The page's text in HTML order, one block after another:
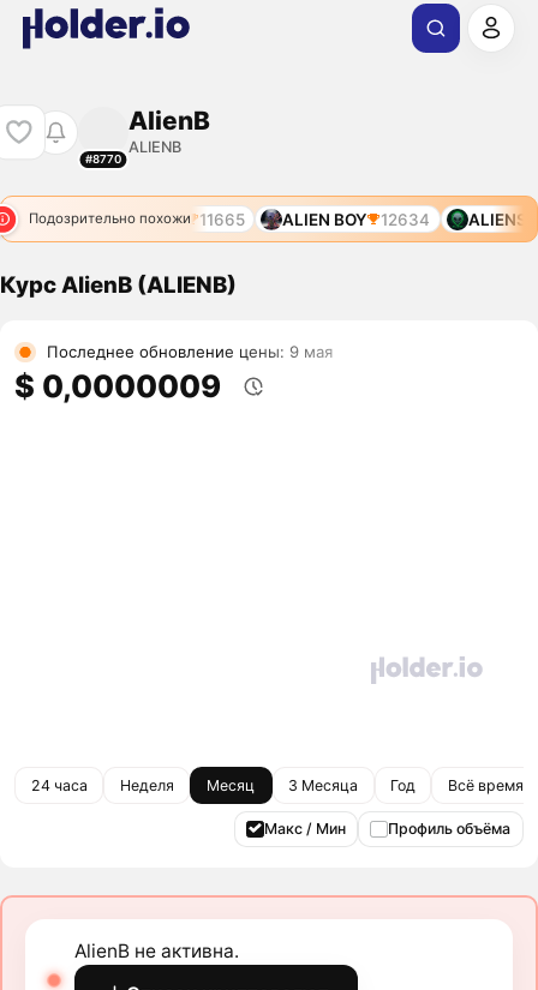
#8770
AlienB
ALIENB
Подозрительно похожи
10800 ALIENS 11665 ALIEN BOY 12634 ALIENS
Курс AlienB (ALIENB)
Последнее обновление цены: 9 мая
$ 0,0000009
24 часа Неделя Месяц 3 Месяца Год Всё время
Макс / Мин Профиль объёма
AlienB не активна.